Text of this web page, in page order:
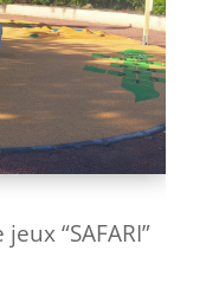
“SAFARI”